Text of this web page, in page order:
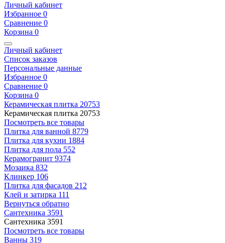
Личный кабинет
Избранное 0
Сравнение 0
Корзина 0
Личный кабинет
Список заказов
Персональные данные
Избранное 0
Сравнение 0
Корзина 0
Керамическая плитка 20753
Керамическая плитка 20753
Посмотреть все товары
Плитка для ванной 8779
Плитка для кухни 1884
Плитка для пола 552
Керамогранит 9374
Мозаика 832
Клинкер 106
Плитка для фасадов 212
Клей и затирка 111
Вернуться обратно
Сантехника 3591
Сантехника 3591
Посмотреть все товары
Ванны 319